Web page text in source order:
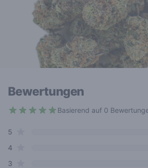
Bewertungen
Basierend auf 0
Review data
5
4star reviews
3